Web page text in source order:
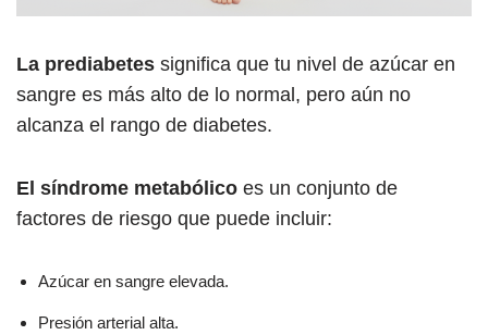
La prediabetes significa que tu nivel de azúcar en
sangre es más alto de lo normal, pero aún no
alcanza el rango de diabetes.
El síndrome metabólico es un conjunto de
factores de riesgo que puede incluir:
Azúcar en sangre elevada.
Presión arterial alta.